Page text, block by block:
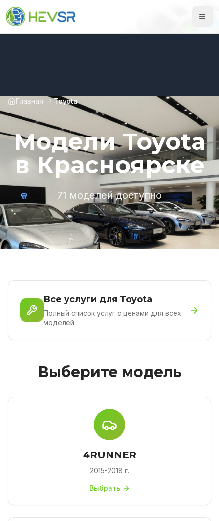
Главная Toyota
Модели Toyota
в Красноярске
71 моделей доступно
Все услуги для Toyota
Полный список услуг с ценами для всех
моделей
Выберите модель
4RUNNER
2015-2018 г.
Выбрать